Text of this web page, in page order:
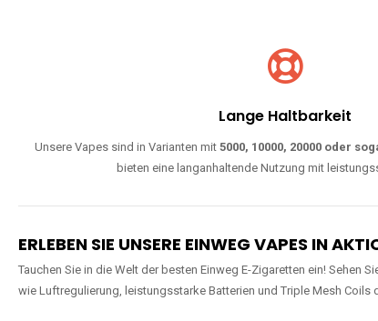
Lange Haltbarkeit
Unsere Vapes sind in Varianten mit5000, 10000, 20000 oder
bieten eine langanhaltende Nutzung mit
ERLEBEN SIE UNSERE EINWEG VAPES IN
Tauchen Sie in die Welt der besten Einweg E-Zigaretten ein! Sehen
wie Luftregulierung, leistungsstarke Batterien und Triple Mesh